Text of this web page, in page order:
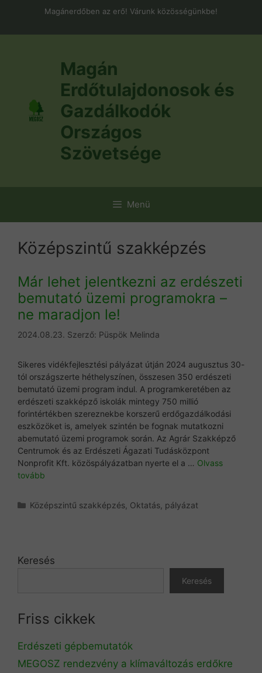
Magánerdőben az erő! Várunk közösségünkbe!
Magán
Erdőtulajdonosok és
Gazdálkodók
Országos
Szövetsége
Menü
Középszintű szakképzés
Már lehet jelentkezni az erdészeti
bemutató üzemi programokra –
ne maradjon le!
2024.08.23. Szerző: Püspök Melinda
Sikeres vidékfejlesztési pályázat útján 2024 augusztus 30-
tól országszerte héthelyszínen, összesen 350 erdészeti
bemutató üzemi program indul. A programkeretében az
erdészeti szakképző iskolák mintegy 750 millió
forintértékben szereznekbe korszerű erdőgazdálkodási
eszközöket is, amelyek szintén be fognak mutatkozni
abemutató üzemi programok során. Az Agrár Szakképző
Centrumok és az Erdészeti Ágazati Tudásközpont
Nonprofit Kft. közöspályázatban nyerte el a … Olvass
tovább
Kategória
Középszintű szakképzés Oktatás pályázat
Keresés
Keresés
Friss cikkek
Erdészeti gépbemutatók
MEGOSZ rendezvény a klímaváltozás erdőkre